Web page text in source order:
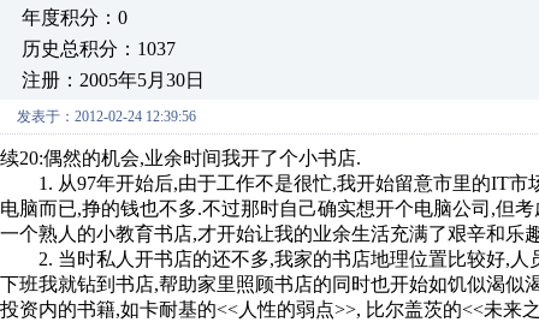
年度积分：0
历史总积分：1037
注册：2005年5月30日
发表于：2012-02-24 12:39:56
续20:偶然的机会,业余时间我开了个小书店.
1. 从97年开始后,由于工作不是很忙,我开始留意市里的IT市
电脑而已,挣的钱也不多.不过那时自己确实想开个电脑公司,但
一个熟人的小教育书店,才开始让我的业余生活充满了艰辛和乐
2. 当时私人开书店的还不多,我家的书店地理位置比较好,人
下班我就钻到书店,帮助家里照顾书店的同时也开始如饥似渴
投资内的书籍,如卡耐基的<<人性的弱点>>, 比尔盖茨的<<未